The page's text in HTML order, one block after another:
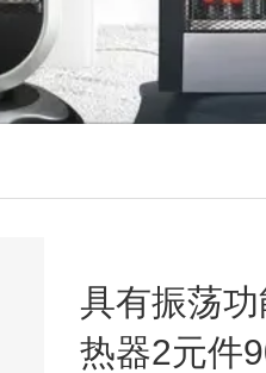
具有振荡
热器2元件